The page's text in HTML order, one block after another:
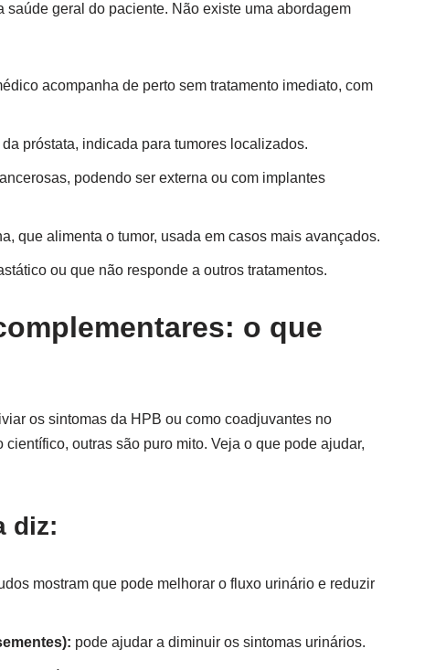
geral do paciente. Não existe uma abordagem
acompanha de perto sem tratamento imediato, com
próstata, indicada para tumores localizados.
podendo ser externa ou com implantes
que alimenta o tumor, usada em casos mais avançados.
ou que não responde a outros tratamentos.
o que
os sintomas da HPB ou como coadjuvantes no
outras são puro mito. Veja o que pode ajudar,
diz:
mostram que pode melhorar o fluxo urinário e reduzir
pode ajudar a diminuir os sintomas urinários.